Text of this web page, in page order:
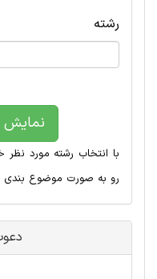
رشته
نمایش
با انتخاب رشته مورد
رو به صورت موضوع بندی